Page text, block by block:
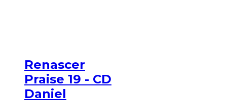
Renascer
Praise 19 - CD
Daniel